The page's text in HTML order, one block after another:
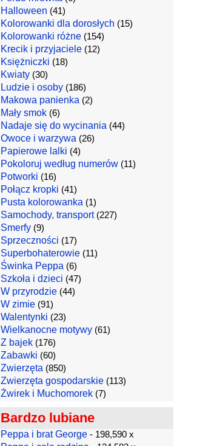
Halloween (41)
Kolorowanki dla dorosłych (15)
Kolorowanki różne(154)
Krecik i przyjaciele(12)
Księżniczki (18)
Kwiaty(30)
Ludzie i osoby(186)
Makowa panienka (2)
Mały smok(6)
Nadaje się do wycinania (44)
Owoce i warzywa (26)
Papierowe lalki (4)
Pokoloruj według numerów(11)
Potworki (16)
Połącz kropki (41)
Pusta kolorowanka (1)
Samochody, transport(227)
Smerfy(9)
Sprzeczności (17)
Superbohaterowie(11)
Świnka Peppa (6)
Szkoła i dzieci (47)
W przyrodzie(44)
W zimie(91)
Walentynki (23)
Wielkanocne motywy(61)
Z bajek(176)
Zabawki (60)
Zwierzęta (850)
Zwierzęta gospodarskie(113)
Żwirek i Muchomorek(7)
Bardzo lubiane
Peppa i brat George- 198,590 x